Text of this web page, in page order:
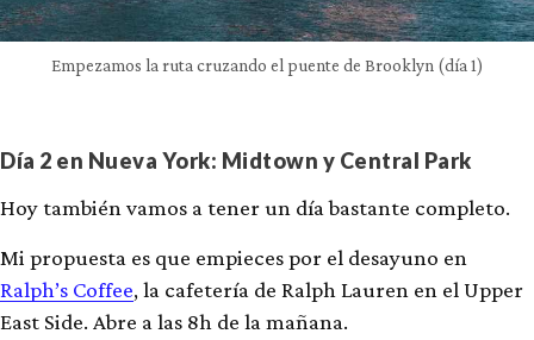
Empezamos la ruta cruzando el puente de Brooklyn (día 1)
Día 2 en Nueva York: Midtown y Central Park
Hoy también vamos a tener un día bastante completo.
Mi propuesta es que empieces por el desayuno en
Ralph’s Coffee, la cafetería de Ralph Lauren en el Upper
East Side. Abre a las 8h de la mañana.